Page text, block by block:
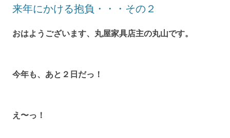
来年にかける抱負・・・その２
おはようございます、丸屋家具店主の丸山です。
今年も、あと２日だっ！
え〜っ！